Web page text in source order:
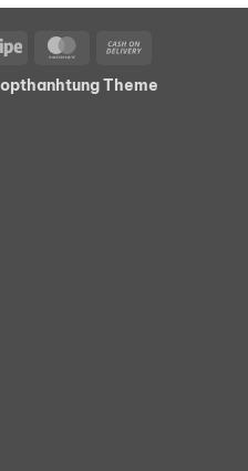
Stripe MasterCard
Delivery
Theme